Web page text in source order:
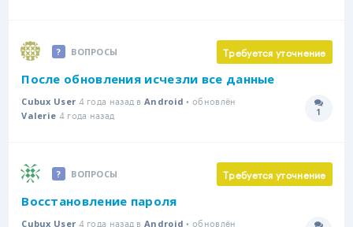
ВОПРОСЫ Требуется уточнение
После обновления исчезли все данные
Cubux User 4 года назад вAndroid • обновлён
Valerie 4 года назад 1
ВОПРОСЫ Требуется уточнение
Восстановление пароля
Cubux User 4 года назад вAndroid • обновлён